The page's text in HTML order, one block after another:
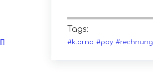
Tags:
#klarna #pay #rechnung